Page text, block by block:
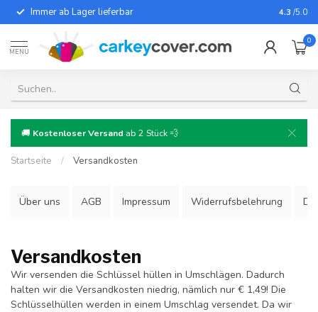
Immer ab Lager lieferbar Für fast
4.3 /5.0
MENU
0
🚚 Kostenloser Versand ab 2 Stück 💨
Startseite / Versandkosten
Über uns AGB Impressum Widerrufsbelehrung
Versandkosten
Wir versenden die Schlüssel hüllen in Umschlägen. Dadurch
halten wir die Versandkosten niedrig, nämlich nur € 1,49! Die
Schlüsselhüllen werden in einem Umschlag versendet. Da wir